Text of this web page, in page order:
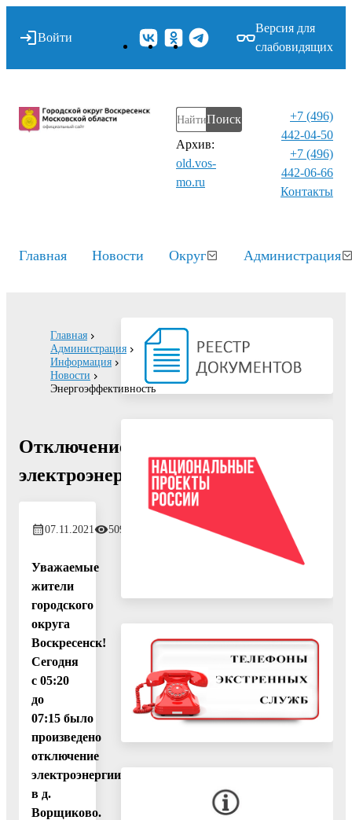
Войти
Версия для
слабовидящих
Поиск
Архив:
old.vos-
mo.ru
+7 (496)
442-04-50
+7 (496)
442-06-66
Контакты⁠
Главная Новости Округ Администрация
Главная
Администрация
Информация
Новости
Энергоэффективность
Отключение
электроэнергии!
07.11.2021 509
Уважаемые
жители
городского
округа
Воскресенск!
Сегодня
с 05:20
до
07:15 было
произведено
отключение
электроэнергии
в д.
Ворщиково.